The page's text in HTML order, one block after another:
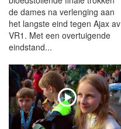
de dames na verlenging aan
het langste eind tegen Ajax av
VR1. Met een overtuigende
eindstand...